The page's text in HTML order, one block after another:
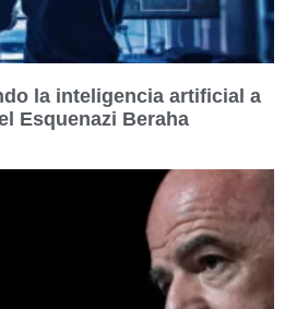
la inteligencia artificial a
Esquenazi Beraha